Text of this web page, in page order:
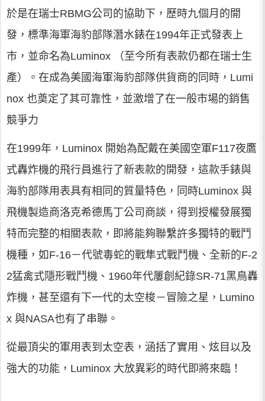
於是在瑞士RBMG公司的協助下，歷時九個月的開
發，標準海軍海豹部隊潛水錶在1994年正式發表上
市，並命名為Luminox （至今所有表款仍都在瑞士生
產）。在成為美國海軍海豹部隊供貨商的同時，Lumi
nox 也奠定了其可靠性，並激增了在一般市場的銷售
競爭力
在1999年，Luminox 開始為配戴在美國空軍F117夜鷹
式轟炸機的飛行員進行了新表款的開發，這款手錶與
海豹部隊用表具有相同的質量特色，同時Luminox 與
飛機製造商洛克希德馬丁公司商談，得到授權發展獨
特而完整的相關表款，即將能夠聯繫許多獨特的戰鬥
機種，如F-16－代號毒蛇的戰隼式戰鬥機、全新的F-2
2猛禽式隱形戰鬥機、1960年代屢創紀錄SR-71黑鳥轟
炸機，甚至還有下一代的太空梭－冒險之星，Lumino
x 與NASA也有了串聯。
從最頂尖的軍用表到太空表，涵括了實用、炫目以及
強大的功能，Luminox 大放異彩的時代即將來臨！